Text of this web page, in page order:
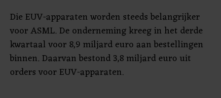
Die EUV-apparaten worden steeds belangrijker
voor ASML. De onderneming kreeg in het derde
kwartaal voor 8,9 miljard euro aan bestellingen
binnen. Daarvan bestond 3,8 miljard euro uit
orders voor EUV-apparaten.